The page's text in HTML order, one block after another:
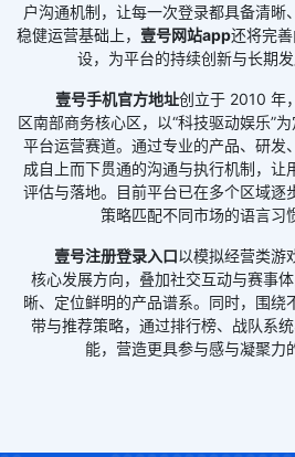
户沟通机制，让每一次登录都具备清晰
稳健运营基础上， 壹号网站app还将完
设，为平台的持续创新与长期发
壹号手机官方地址创立于 2010 年
区南部商务核心区，以“科技驱动娱乐”
平台运营赛道。通过专业的产品、研发
成自上而下贯通的沟通与执行机制，让
评估与落地。目前平台已在多个区域逐
策略匹配不同市场的语言习
壹号注册登录入口以模拟经营类游
核心发展方向，叠加社交互动与赛事
晰、定位鲜明的产品谱系。同时，围绕
带与推荐策略，通过排行榜、战队系
能，营造更具参与感与凝聚力